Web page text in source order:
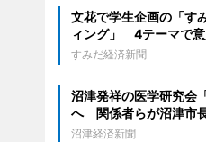
文花で学生企画の「す
ィング」 4テーマで意
すみだ経済新聞
沼津発祥の医学研究会
へ 関係者らが沼津市
沼津経済新聞